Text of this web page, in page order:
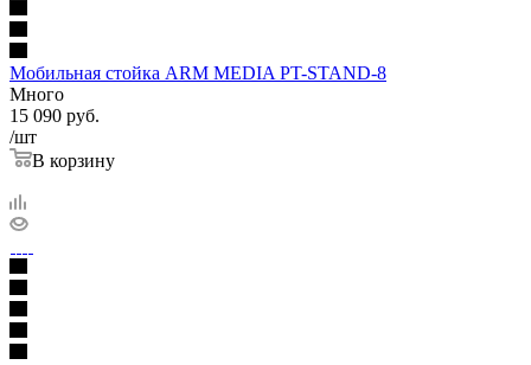
Мобильная стойка ARM MEDIA PT-STAND-8
Много
15 090 руб.
/шт
В корзину